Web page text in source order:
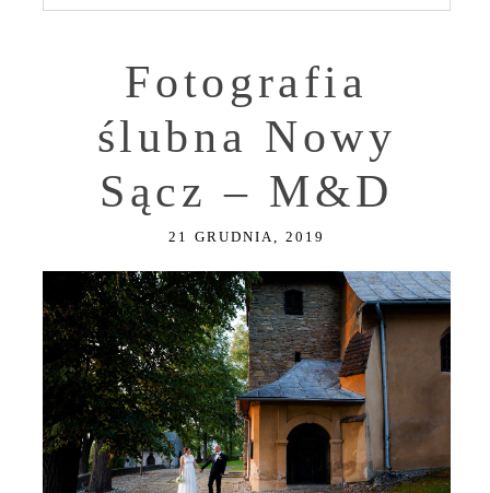
Fotografia
ślubna Nowy
Sącz – M&D
21 GRUDNIA, 2019